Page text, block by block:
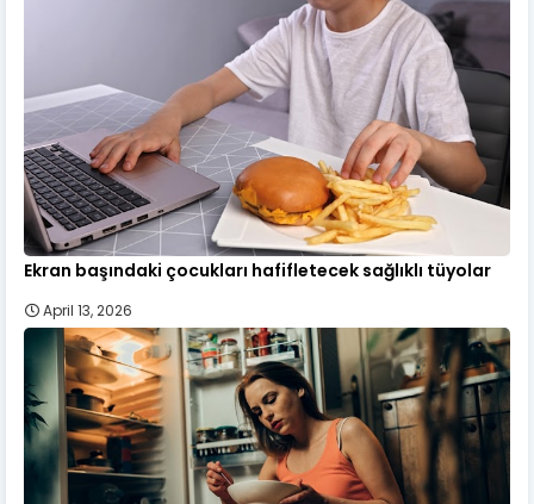
Ekran başındaki çocukları hafifletecek sağlıklı tüyolar
April 13, 2026